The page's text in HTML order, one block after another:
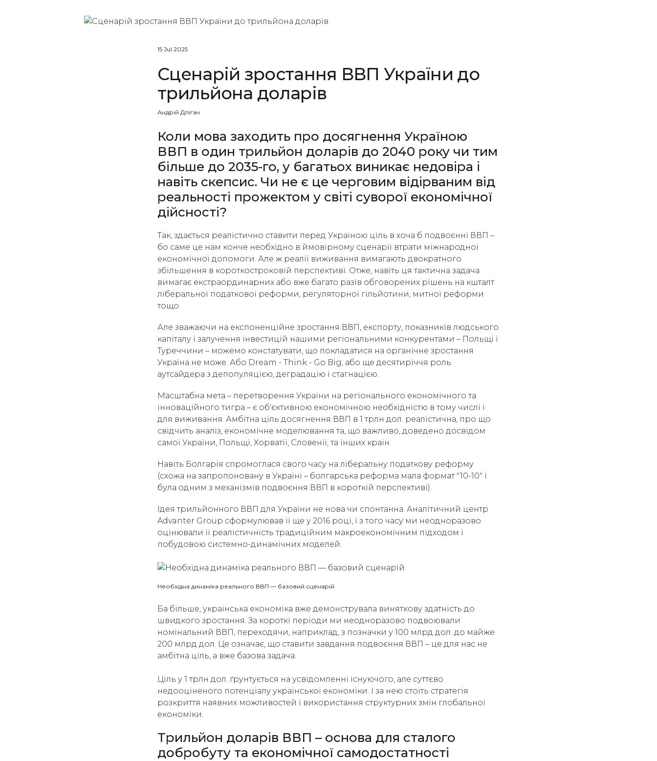
15 Jul 2025
Сценарій зростання ВВП України до
трильйона доларів
Андрій Длігач
Коли мова заходить про досягнення Україною
ВВП в один трильйон доларів до 2040 року чи тим
більше до 2035-го, у багатьох виникає недовіра і
навіть скепсис. Чи не є це черговим відірваним від
реальності прожектом у світі суворої економічної
дійсності?
Так, здається реалістично ставити перед Україною ціль в хоча б подвоєнні ВВП –
бо саме це нам конче необхідно в ймовірному сценарії втрати міжнародної
економічної допомоги. Але ж реалії виживання вимагають двократного
збільшення в короткостроковій перспективі. Отже, навіть ця тактична задача
вимагає екстраординарних або вже багато разів обговорених рішень на кшталт
ліберальної податкової реформи, регуляторної гільйотини, митної реформи
тощо.
Але зважаючи на експоненційне зростання ВВП, експорту, показників людського
капіталу і залучення інвестицій нашими регіональними конкурентами – Польщі і
Туреччини – можемо констатувати, що покладатися на органічне зростання
Україна не може. Або Dream - Think - Go Big, або ще десятиріччя роль
аутсайдера з депопуляцією, деградацію і стагнацією.
Масштабна мета – перетворення України на регіонального економічного та
інноваційного тигра – є об'єктивною економічною необхідністю в тому числі і
для виживання. Амбітна ціль досягнення ВВП в 1 трлн дол. реалістична, про що
свідчить аналіз, економічне моделювання та, що важливо, доведено досвідом
самої України, Польщі, Хорватії, Словенії, та інших країн.
Навіть Болгарія спромоглася свого часу на ліберальну податкову реформу
(схожа на запропоновану в Україні – болгарська реформа мала формат "10-10" і
була одним з механізмів подвоєння ВВП в короткій перспективі).
Ідея трильйонного ВВП для України не нова чи спонтанна. Аналітичний центр
Advanter Group сформулював її ще у 2016 році, і з того часу ми неодноразово
оцінювали її реалістичність традиційним макроекономічним підходом і
побудовою системно-динамічних моделей.
Необхідна динаміка реального ВВП — базовий сценарій
Ба більше, українська економіка вже демонструвала виняткову здатність до
швидкого зростання. За короткі періоди ми неодноразово подвоювали
номінальний ВВП, переходячи, наприклад, з позначки у 100 млрд дол. до майже
200 млрд дол. Це означає, що ставити завдання подвоєння ВВП – це для нас не
амбітна ціль, а вже базова задача.
Ціль у 1 трлн дол. ґрунтується на усвідомленні існуючого, але суттєво
недооціненого потенціалу української економіки. І за нею стоїть стратегія
розкриття наявних можливостей і використання структурних змін глобальної
економіки.
Трильйон доларів ВВП – основа для сталого
добробуту та економічної самодостатності